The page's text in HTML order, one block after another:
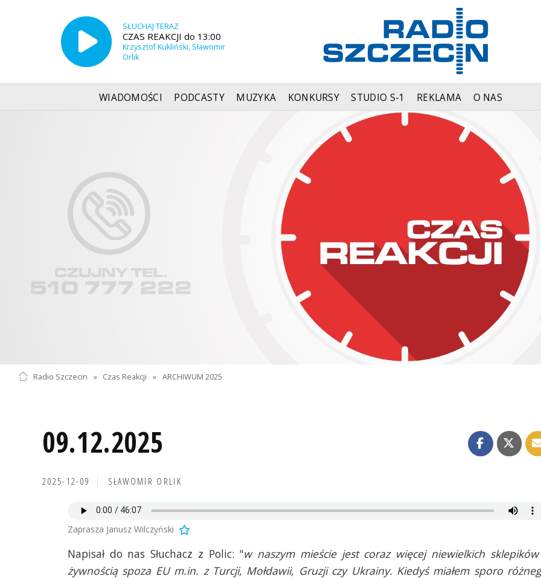
SŁUCHAJ TERAZ
CZAS REAKCJI do 13:00
Krzysztof Kukliński, Sławomir
Orlik
WIADOMOŚCI PODCASTY MUZYKA KONKURSY STUDIO S-1 REKLAMA O NAS
Radio Szczecin » Czas Reakcji » ARCHIWUM 2025
09.12.2025
2025-12-09 SŁAWOMIR ORLIK
Zaprasza Janusz Wilczyński
Napisał do nas Słuchacz z Polic: "w naszym mieście jest coraz więcej niewielkich
żywnością spoza EU m.in. z Turcji, Mołdawii, Gruzji czy Ukrainy. Kiedyś miałem sporo